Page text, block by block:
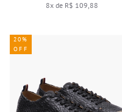
8x de R$ 109,88
20%
OFF